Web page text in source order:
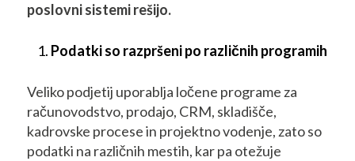
poslovni sistemi rešijo.
Podatki so razpršeni po različnih programih
Veliko podjetij uporablja ločene programe za
računovodstvo, prodajo, CRM, skladišče,
kadrovske procese in projektno vodenje, zato so
podatki na različnih mestih, kar pa otežuje